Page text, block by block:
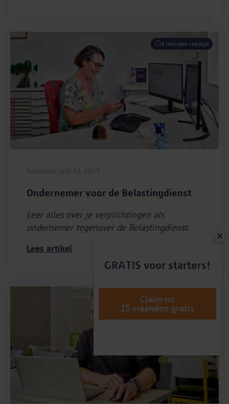
4 minuten leestijd
Geplaatst op 9-11-2023
Ondernemer voor de Belastingdienst
Leer alles over je verplichtingen als
ondernemer tegenover de Belastingdienst.
Lees artikel
5 minuten leestijd
GRATIS voor starters!
Claim nu
15 maanden gratis